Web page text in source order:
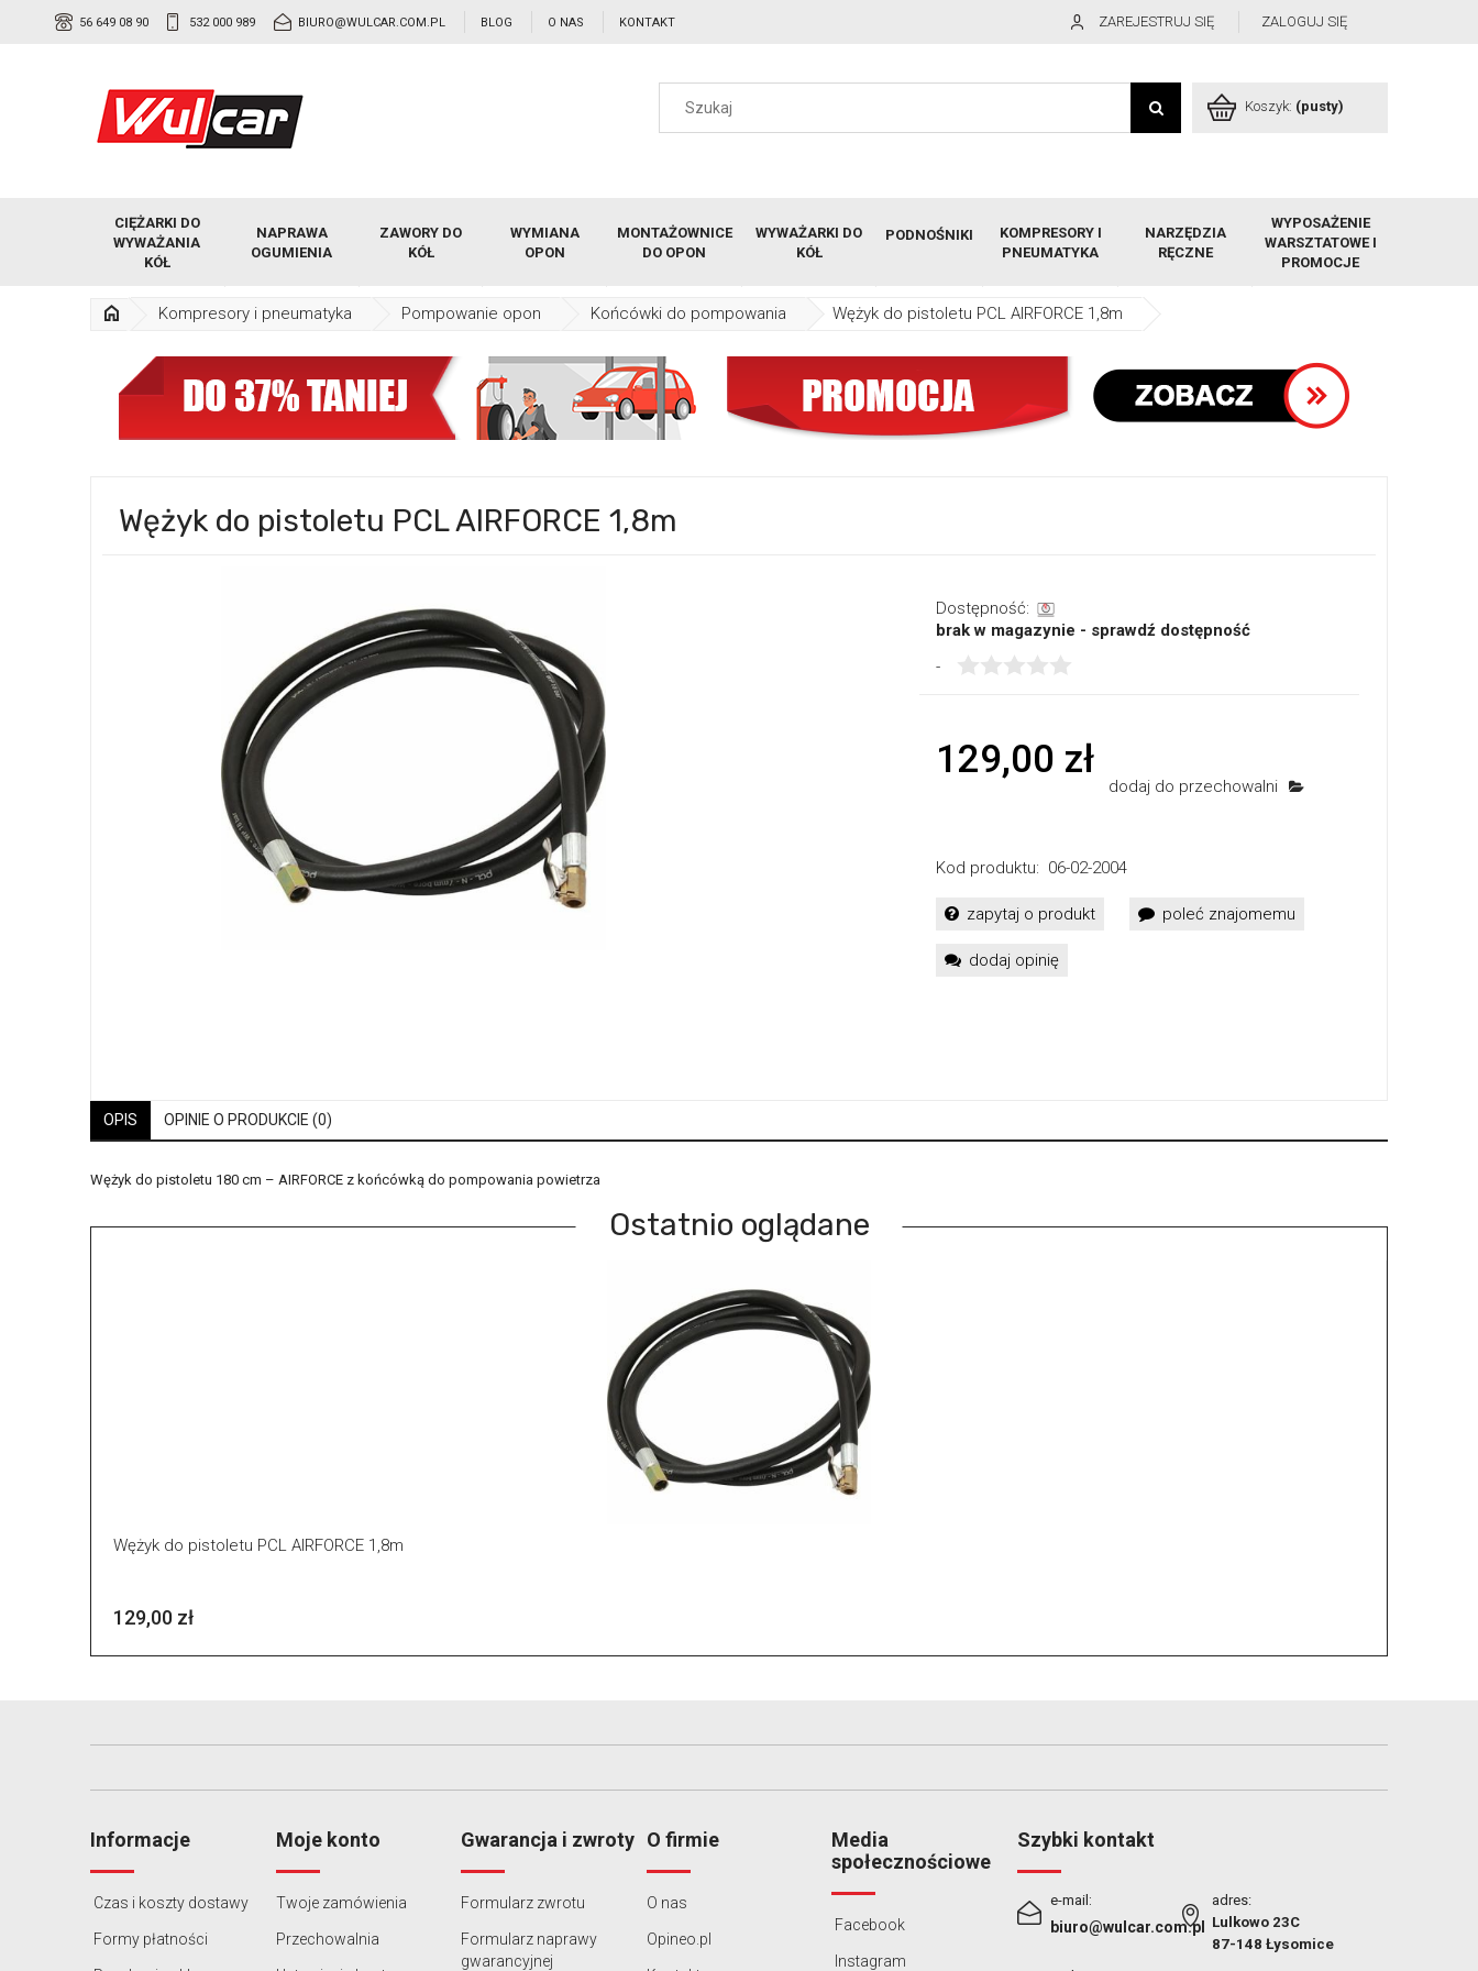
56 649 08 90 532 000 989 BIURO@WULCAR.COM.PL BLOG O NAS KONTAKT ZAREJESTRUJ SIĘ ZALOGUJ SIĘ
Koszyk: (pusty)
CIĘŻARKI DO
WYWAŻANIA
KÓŁ
NAPRAWA
OGUMIENIA
ZAWORY DO
KÓŁ
WYMIANA
OPON
MONTAŻOWNICE
DO OPON
WYWAŻARKI DO
KÓŁ
PODNOŚNIKI
KOMPRESORY I
PNEUMATYKA
NARZĘDZIA
RĘCZNE
WYPOSAŻENIE
WARSZTATOWE I
PROMOCJE
Kompresory i pneumatyka Pompowanie opon Końcówki do pompowania Wężyk do pistoletu PCL AIRFORCE 1,8m
Wężyk do pistoletu PCL AIRFORCE 1,8m
Dostępność:
brak w magazynie - sprawdź dostępność
-
129,00 zł
dodaj do przechowalni
Kod produktu: 06-02-2004
zapytaj o produkt poleć znajomemu
dodaj opinię
OPIS OPINIE O PRODUKCIE (0)
Wężyk do pistoletu 180 cm – AIRFORCE z końcówką do pompowania powietrza
Ostatnio oglądane
Wężyk do pistoletu PCL AIRFORCE 1,8m
129,00 zł
Informacje
Czas i koszty dostawy
Formy płatności
Moje konto
Twoje zamówienia
Przechowalnia
Gwarancja i zwroty
Formularz zwrotu
Formularz naprawy
gwarancyjnej
O firmie
O nas
Opineo.pl
Media
społecznościowe
Facebook
Instagram
Szybki kontakt
e-mail:
biuro@wulcar.com.pl
adres:
Lulkowo 23C
87-148 Łysomice